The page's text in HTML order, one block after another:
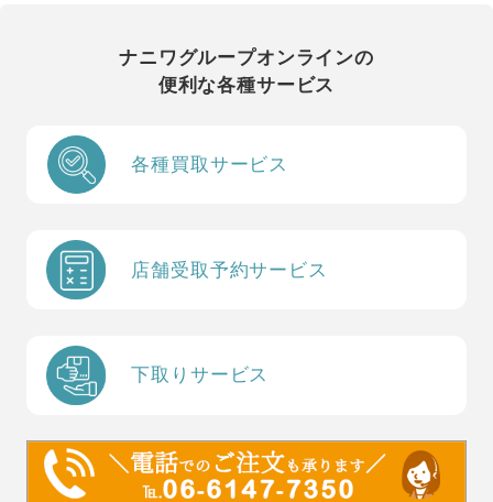
ナニワグループオンラインの
便利な各種サービス
各種買取サービス
店舗受取予約サービス
下取りサービス